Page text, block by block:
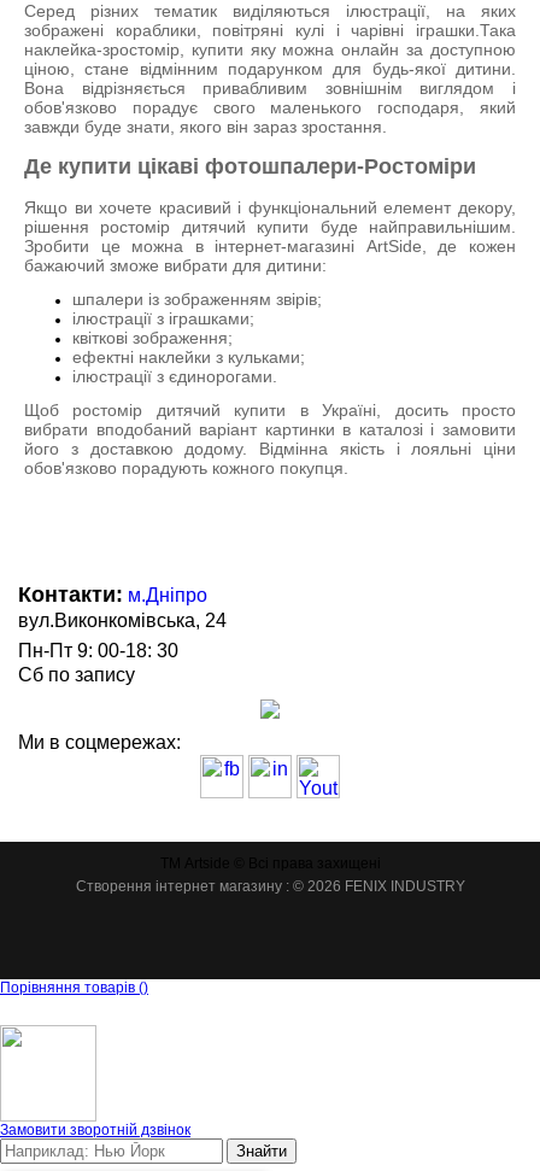
Серед різних тематик виділяються ілюстрації, на яких
зображені кораблики, повітряні кулі і чарівні іграшки.Така
наклейка-зростомір, купити яку можна онлайн за доступною
ціною, стане відмінним подарунком для будь-якої дитини.
Вона відрізняється привабливим зовнішнім виглядом і
обов'язково порадує свого маленького господаря, який
завжди буде знати, якого він зараз зростання.
Де купити цікаві фотошпалери-Ростоміри
Якщо ви хочете красивий і функціональний елемент декору,
рішення ростомір дитячий купити буде найправильнішим.
Зробити це можна в інтернет-магазині ArtSide, де кожен
бажаючий зможе вибрати для дитини:
шпалери із зображенням звірів;
ілюстрації з іграшками;
квіткові зображення;
ефектні наклейки з кульками;
ілюстрації з єдинорогами.
Щоб ростомір дитячий купити в Україні, досить просто
вибрати вподобаний варіант картинки в каталозі і замовити
його з доставкою додому. Відмінна якість і лояльні ціни
обов'язково порадують кожного покупця.
Контакти: м.Дніпро
вул.Виконкомівська, 24
Пн-Пт 9: 00-18: 30
Сб по запису
Ми в соцмережах:
Створення інтернет магазину : © 2026 FENIX INDUSTRY
Порівняння товарів ()
Замовити зворотній дзвінок
Знайти